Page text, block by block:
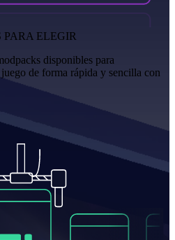
PARA ELEGIR
disponibles para
de forma rápida y sencilla con